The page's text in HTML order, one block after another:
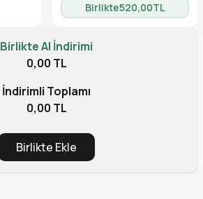
Birlikte520,00TL
Birlikte Al İndirimi
0,00 TL
İndirimli Toplamı
0,00 TL
Birlikte Ekle